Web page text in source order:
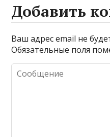
Добавить
Ваш адрес email не
Обязательные поля